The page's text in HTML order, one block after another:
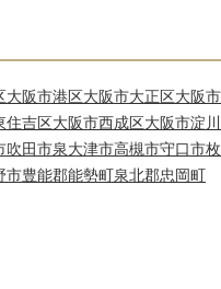
大阪市港区大阪市大正区大阪
住吉区大阪市西成区大阪市淀
吹田市泉大津市高槻市守口市
市豊能郡能勢町泉北郡忠岡町